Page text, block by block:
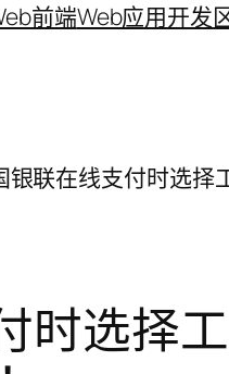
前端Web应用开发
银联在线支付时选择
时选择